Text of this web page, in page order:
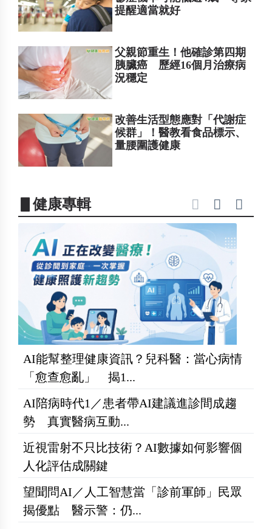
提醒適當就好
父親節重生！他確診第四期
胰臟癌 歷經16個月治療病
況穩定
改善生活型態應對「代謝症
候群」！醫教看食品標示、
量腰圍護健康
▋健康專輯
AI能幫整理健康資訊？兒科醫：當心病情
「愈查愈亂」 揭1...
AI陪病時代1／患者帶AI建議進診間成趨
勢 真實醫病互動...
近視雷射不只比技術？AI數據如何影響個
人化評估成關鍵
望聞問AI／人工智慧當「診前軍師」民眾
揭優點 醫示警：仍...